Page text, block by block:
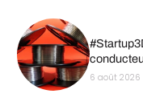
6 août 2026